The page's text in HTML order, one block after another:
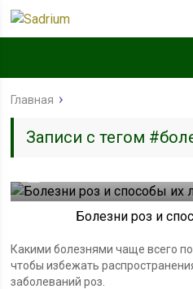
Главная
Записи с тегом
Болезни роз и
Какими болезнями чаще всего
чтобы избежать
заболеваний роз.